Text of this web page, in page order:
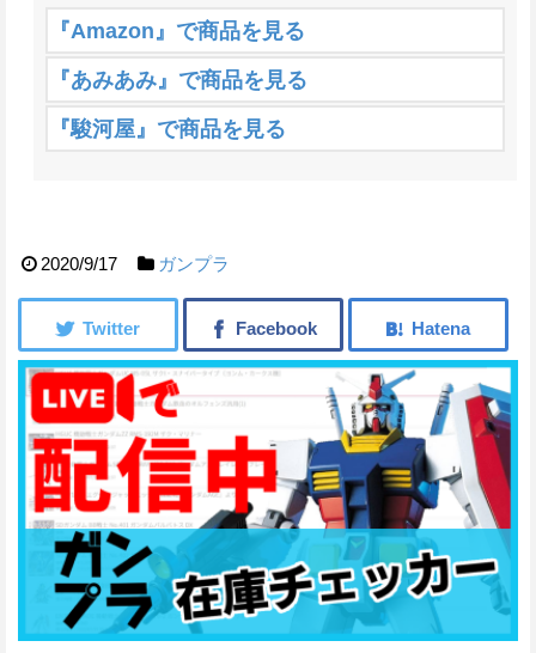
『Amazon』で商品を見る
『あみあみ』で商品を見る
『駿河屋』で商品を見る
2020/9/17 ガンプラ